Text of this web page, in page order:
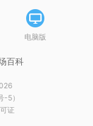
电脑版
百科
5）
证